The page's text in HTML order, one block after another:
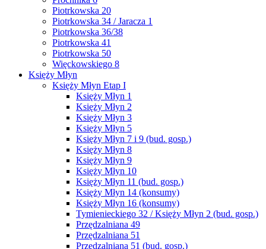
Piotrkowska 20
Piotrkowska 34 / Jaracza 1
Piotrkowska 36/38
Piotrkowska 41
Piotrkowska 50
Więckowskiego 8
Księży Młyn
Księży Młyn Etap I
Księży Młyn 1
Księży Młyn 2
Księży Młyn 3
Księży Młyn 5
Księży Młyn 7 i 9 (bud. gosp.)
Księży Młyn 8
Księży Młyn 9
Księży Młyn 10
Księży Młyn 11 (bud. gosp.)
Księży Młyn 14 (konsumy)
Księży Młyn 16 (konsumy)
Tymienieckiego 32 / Księży Młyn 2 (bud. gosp.)
Przędzalniana 49
Przędzalniana 51
Przędzalniana 51 (bud. gosp.)